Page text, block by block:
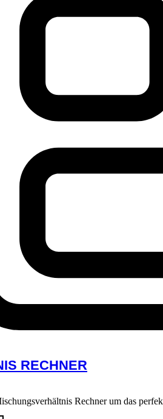
RECHNER
Rechner um das